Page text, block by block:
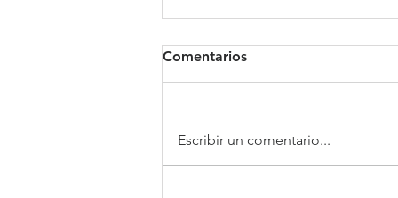
Clínica Somno
Comentarios
Escribir un comentario...